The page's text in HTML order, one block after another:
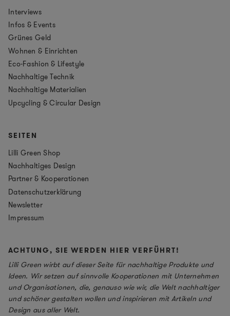
Interviews
Infos & Events
Grünes Geld
Wohnen & Einrichten
Eco-Fashion & Lifestyle
Nachhaltige Technik
Nachhaltige Materialien
Upcycling & Circular Design
SEITEN
Lilli Green Shop
Nachhaltiges Design
Partner & Kooperationen
Datenschutzerklärung
Newsletter
Impressum
ACHTUNG, SIE WERDEN HIER VERFÜHRT!
Lilli Green wirbt auf dieser Seite für nachhaltige Produkte und
Ideen. Wir setzen auf sinnvolle Kooperationen mit Unternehmen
und Organisationen, die, genauso wie wir, die Welt nachhaltiger
und schöner gestalten wollen und inspirieren mit Artikeln und
Design aus aller Welt.